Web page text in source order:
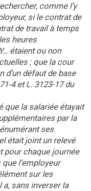
comme l’y
si le contrat de
de travail à temps
heures
étaient ou non
; que la cour
d’un défaut de base
4 et L. 3123-17 du
que la salariée étayait
par la
ses
était joint un relevé
pour chaque journée
l’employeur
sur les
a, sans inverser la